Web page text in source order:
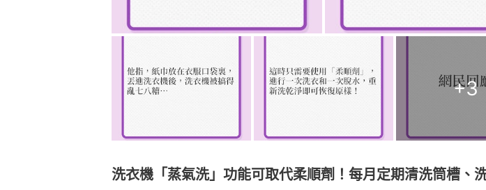
+3
洗衣機「蒸氣洗」功能可取代柔順劑！每月定期清洗筒槽、